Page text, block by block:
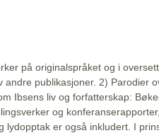
på originalspråket og i
andre publikasjoner. 2) Parodier
Ibsens liv og forfatterskap:
og
lydopptak er også inkludert. I